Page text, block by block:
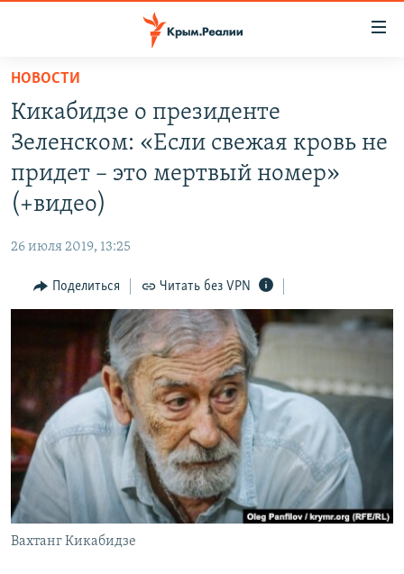
Вернуться
основному
содержанию
главной
Вернутся
поиску
НОВОСТИ
СПЕЦПРОЕКТЫ
КАРТА ВОЕННЫХ ОБЪЕКТОВ КРЫМА
ИСТОРИЯ
ИНФОГРАФИКА
ТЕЛЕПРОЕКТ КРЫМ.РЕАЛИИ
СОВЕТЫ ПРАВОЗАЩИТНИКОВ
ПРОПАВШИЕ БЕЗ ВЕСТИ
ПОБЕДИТЕЛЕЙ НЕ СУДЯТ?
КРЫМ.НЕПОКОРЕННЫЙ
ELIFBE
УКРАИНСКАЯ ПРОБЛЕМА КРЫМА
РАДІО СВОБОДА
КАК ОБОЙТИ БЛОКИРОВКУ
Українською
ПРИСОЕДИНЯЙТЕСЬ!
Все сайты RFE/RL
НОВОСТИ
Кикабидзе о президенте
Зеленском: «Если свежая кровь не
придет – это мертвый номер»
(+видео)
26 июля 2019, 13:25
Поделиться Читать без VPN
Вахтанг Кикабидзе